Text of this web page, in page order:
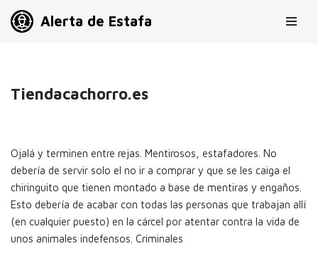
Alerta de Estafa
Tiendacachorro.es
Ojalá y terminen entre rejas. Mentirosos, estafadores. No
debería de servir solo el no ir a comprar y que se les caiga el
chiringuito que tienen montado a base de mentiras y engaños.
Esto debería de acabar con todas las personas que trabajan allí
(en cualquier puesto) en la cárcel por atentar contra la vida de
unos animales indefensos. Criminales